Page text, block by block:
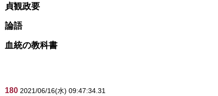
貞観政要
論語
血統の教科書
180 2021/06/16(水) 09:47:34.31